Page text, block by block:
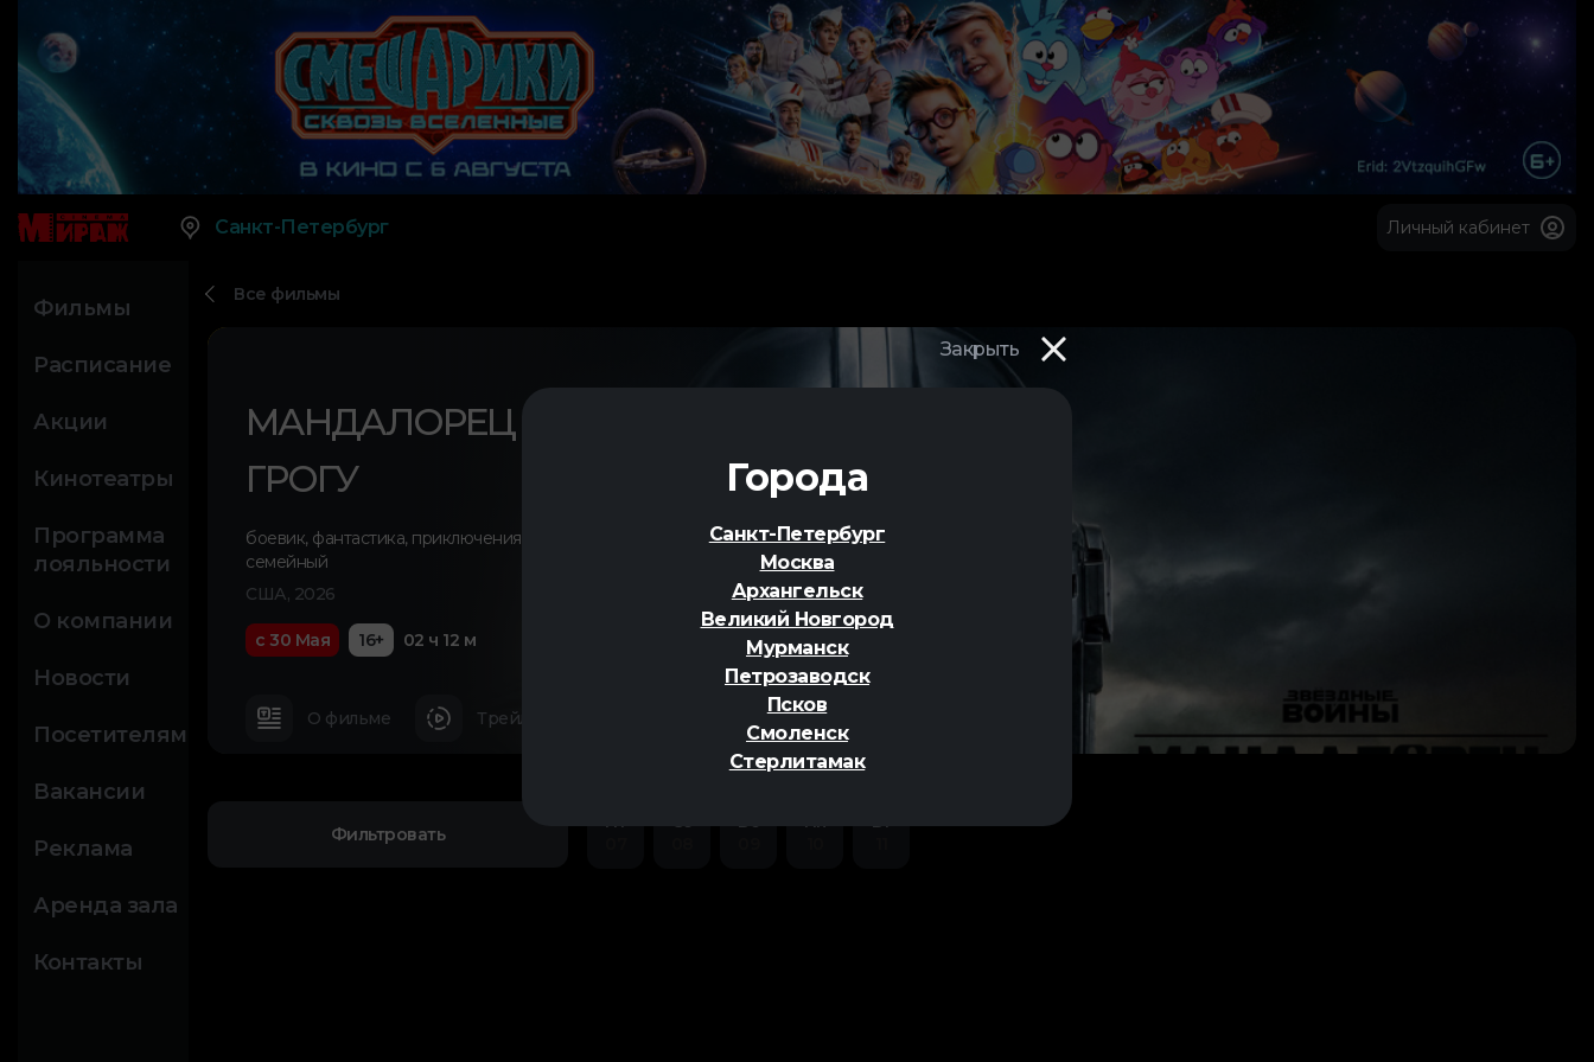
Закрыть
Города
Санкт-Петербург
Москва
Архангельск
Великий Новгород
Мурманск
Петрозаводск
Псков
Смоленск
Стерлитамак
Санкт-Петербург Личный кабинет
Фильмы
Расписание
Акции
Кинотеатры
Программа
лояльности
О компании
Новости
Посетителям
Вакансии
Реклама
Аренда зала
Контакты
Все фильмы
МАНДАЛОРЕЦ И
ГРОГУ
боевик,фантастика,приключения
семейный
США, 2026
с 30 Мая 16+ 02 ч 12 м
О фильме Трейлер
Фильтровать
Пт
Сб
Вс
Пн
Вт